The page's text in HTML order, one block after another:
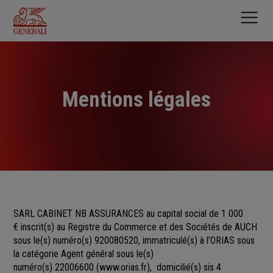
contenu
principal
Mentions légales
SARL CABINET NB ASSURANCES au capital social de 1 000
€ inscrit(s) au Registre du Commerce et des Sociétés de AUCH
sous le(s) numéro(s) 920080520, immatriculé(s) à l’ORIAS sous
la catégorie Agent général sous le(s)
numéro(s) 22006600 (www.orias.fr), domicilié(s) sis 4